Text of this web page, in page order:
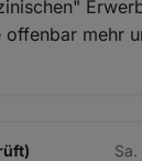
offenbar mehr